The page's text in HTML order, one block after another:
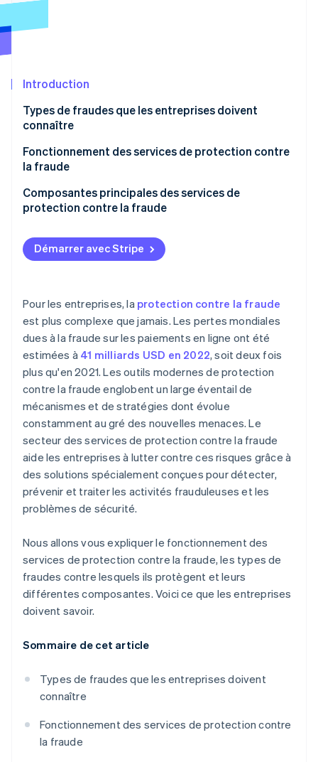
Radar
Constitution de start-up
Élimination du carbone
Vérification de l'identité
Découvrez comment Stripe construit l’infrastructure
Regarder la vidéo
Stripe App Marketplace
Introduction
Types de fraudes que les entreprises doivent
connaître
Fonctionnement des services de protection contre
la fraude
Composantes principales des services de
protection contre la fraude
Démarrer avec Stripe
Pour les entreprises, la protection contre la fraude
est plus complexe que jamais. Les pertes mondiales
dues à la fraude sur les paiements en ligne ont été
estimées à 41 milliards USD en 2022, soit deux fois
plus qu'en 2021. Les outils modernes de protection
contre la fraude englobent un large éventail de
mécanismes et de stratégies dont évolue
constamment au gré des nouvelles menaces. Le
secteur des services de protection contre la fraude
aide les entreprises à lutter contre ces risques grâce à
des solutions spécialement conçues pour détecter,
prévenir et traiter les activités frauduleuses et les
problèmes de sécurité.
Nous allons vous expliquer le fonctionnement des
services de protection contre la fraude, les types de
fraudes contre lesquels ils protègent et leurs
différentes composantes. Voici ce que les entreprises
doivent savoir.
Sommaire de cet article
Types de fraudes que les entreprises doivent
connaître
Fonctionnement des services de protection contre
la fraude